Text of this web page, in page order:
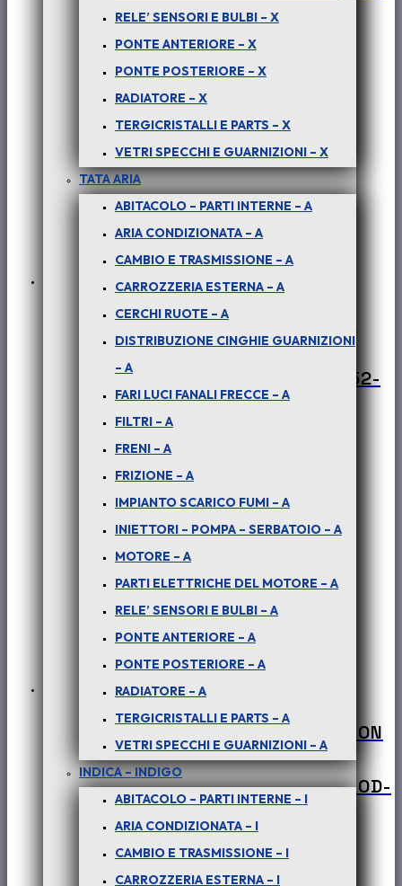
RELE’ SENSORI E BULBI – X
PONTE ANTERIORE – X
PONTE POSTERIORE – X
RADIATORE – X
TERGICRISTALLI E PARTS – X
VETRI SPECCHI E GUARNIZIONI – X
TATA ARIA
ABITACOLO – PARTI INTERNE – A
ARIA CONDIZIONATA – A
CAMBIO E TRASMISSIONE – A
CARROZZERIA ESTERNA – A
CERCHI RUOTE – A
DISTRIBUZIONE CINGHIE GUARNIZIONI
– A
FARI LUCI FANALI FRECCE – A
FILTRI – A
FRENI – A
FRIZIONE – A
IMPIANTO SCARICO FUMI – A
INIETTORI – POMPA – SERBATOIO – A
MOTORE – A
PARTI ELETTRICHE DEL MOTORE – A
RELE’ SENSORI E BULBI – A
PONTE ANTERIORE – A
PONTE POSTERIORE – A
RADIATORE – A
TERGICRISTALLI E PARTS – A
VETRI SPECCHI E GUARNIZIONI – A
INDICA – INDIGO
ABITACOLO – PARTI INTERNE – I
ARIA CONDIZIONATA – I
CAMBIO E TRASMISSIONE – I
CARROZZERIA ESTERNA – I
28C – NOS
60,00
PER PICK-UP TELCOLINE – (tutte le
versioni) : FANALINO POST PER
RIBALTABILE DX e SX – COD-BE0052-
90,00 + iva
PER SAFARI – PICK-UP TELCO – XENON
2.2 DICOR 103 KW : GUARNIZIONE
GOMITO AL CARTER CILINDRICO – COD-
BE0054-60D
20,00 + iva